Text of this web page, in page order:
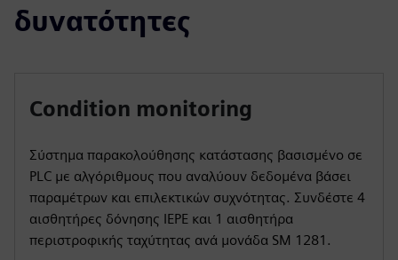
δυνατότητες
Condition monitoring
Σύστημα παρακολούθησης κατάστασης βασισμένο σε
PLC με αλγόριθμους που αναλύουν δεδομένα βάσει
παραμέτρων και επιλεκτικών συχνότητας. Συνδέστε 4
αισθητήρες δόνησης IEPE και 1 αισθητήρα
περιστροφικής ταχύτητας ανά μονάδα SM 1281.